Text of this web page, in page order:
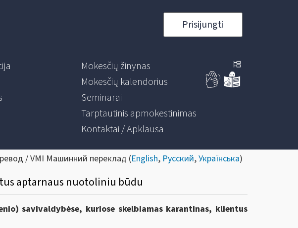
Prisijungti
Mokesčių žinynas
Mokesčių kalendorius
Seminarai
Tarptautinis apmokestinimas
Kontaktai / Apklausa
/ VMI Машинний переклад (English, Русский,Українська)
aptarnaus nuotoliniu būdu
savivaldybėse, kuriose skelbiamas karantinas, klientus